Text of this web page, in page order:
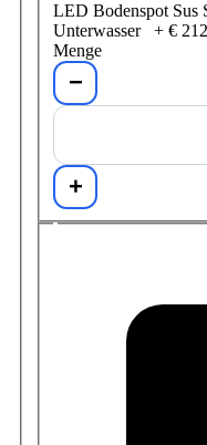
LED Bodenspot Sus
Unterwasser
+ €
Menge
−
+